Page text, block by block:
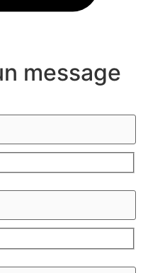
message